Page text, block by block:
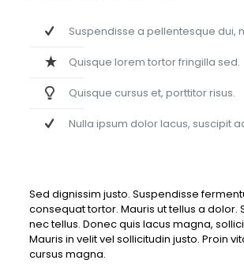
Suspendisse a pellentesque dui,
Quisque lorem tortor fringilla sed.
Quisque cursus et, porttitor risus.
Nulla ipsum dolor lacus, suscipit
Sed dignissim justo. Suspendisse
consequat tortor. Mauris ut tellus a dolor.
nec tellus. Donec quis lacus magna,
Mauris in velit vel sollicitudin justo. Proin
cursus magna.